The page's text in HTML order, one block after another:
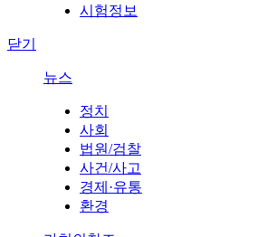
시험정보
닫기
뉴스
정치
사회
법원/검찰
사건/사고
경제·유통
환경